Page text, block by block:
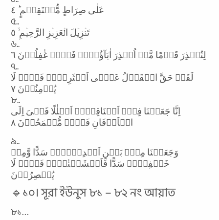
عَلٰی صِرَاطٍ مُّسۡتَقِیۡمٍ ؕ ٤
৫..
تَنۡزِیۡلَ الۡعَزِیۡزِ الرَّحِیۡمِ ۙ ٥
৬..
لِتُنۡذِرَ قَوۡمًا مَّاۤ اُنۡذِرَ اٰبَآؤُہُمۡ فَہُمۡ غٰفِلُوۡنَ ٦
৭..
لَقَدۡ حَقَّ الۡقَوۡلُ عَلٰۤی اَکۡثَرِہِمۡ فَہُمۡ لَا
یُؤۡمِنُوۡنَ ٧
৮..
اِنَّا جَعَلۡنَا فِیۡۤ اَعۡنَاقِہِمۡ اَغۡلٰلًا فَہِیَ اِلَی
الۡاَذۡقَانِ فَہُمۡ مُّقۡمَحُوۡنَ ٨
৯..
وَجَعَلۡنَا مِنۡۢ بَیۡنِ اَیۡدِیۡہِمۡ سَدًّا وَّمِنۡ
خَلۡفِہِمۡ سَدًّا فَاَغۡشَیۡنٰہُمۡ فَہُمۡ لَا
یُبۡصِرُوۡنَ
🔹১০। সূরা ইউনুস ৮১ – ৮২ নং আয়াত
৮১…